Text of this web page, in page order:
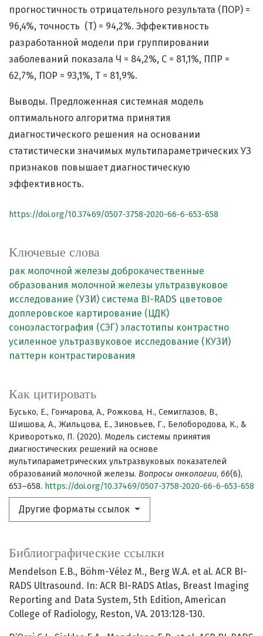
Ключевые слова
рак молочной железы доброкачественные
образования молочной железы ультразвуковое
исследование (УЗИ) система BI-RADS цветовое
доплеровское картирование (ЦДК)
соноэластография (СЭГ) эластотипы контрастно
усиленное ультразвуковое исследование (КУЗИ)
паттерн контрастирования
Как цитировать
Бусько, Е., Гончарова, А., Рожкова, Н., Семиглазов, В.,
Шишова, А., Жильцова, Е., Зиновьев, Г., Белобородова, К., &
Криворотько, П. (2020). Модель системы принятия
диагностических решений на основе
мультипараметрических ультразвуковых показателей
образований молочной железы. Вопросы онкологии, 66(6),
653–658. https://doi.org/10.37469/0507-3758-2020-66-6-653-658
Другие форматы ссылок
прогностичность отрицательного результата (ПОР) =
96,4%, точность (Т) = 94,2%. Эффективность
разработанной модели при группировании
заболеваний показала Ч = 84,2%, С = 81,1%, ППР =
62,7%, ПОР = 93,1%, Т = 81,9%.
Выводы. Предложенная системная модель
оптимального алгоритма принятия
диагностического решения на основании
статистически значимых мультипараметрических УЗ
признаков повышает диагностическую
эффективность.
https://doi.org/10.37469/0507-3758-2020-66-6-653-658
Библиографические ссылки
Mendelson E.B., Böhm-Vélez M., Berg W.A. et al. ACR BI-
RADS Ultrasound. In: ACR BI-RADS Atlas, Breast Imaging
Reporting and Data System, 5th Edition, American
College of Radiology, Reston, VA. 2013:128-130.